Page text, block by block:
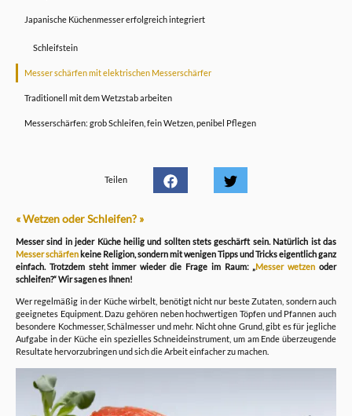
Japanische Küchenmesser erfolgreich integriert
Schleifstein
Messer schärfen mit elektrischen Messerschärfer
Traditionell mit dem Wetzstab arbeiten
Messerschärfen: grob Schleifen, fein Wetzen, penibel Pflegen
Teilen
« Wetzen oder Schleifen? »
Messer sind in jeder Küche heilig und sollten stets geschärft sein. Natürlich ist das
Messer schärfen keine Religion, sondern mit wenigen Tipps und Tricks eigentlich ganz
einfach. Trotzdem steht immer wieder die Frage im Raum: „ Messer wetzen oder
schleifen?“ Wir sagen es Ihnen!
Wer regelmäßig in der Küche wirbelt, benötigt nicht nur beste Zutaten, sondern auch
geeignetes Equipment. Dazu gehören neben hochwertigen Töpfen und Pfannen auch
besondere Kochmesser, Schälmesser und mehr. Nicht ohne Grund, gibt es für jegliche
Aufgabe in der Küche ein spezielles Schneideinstrument, um am Ende überzeugende
Resultate hervorzubringen und sich die Arbeit einfacher zu machen.